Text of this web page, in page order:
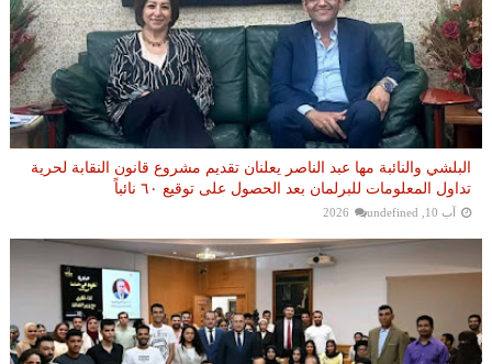
البلشي والنائبة مها عبد الناصر يعلنان تقديم مشروع قانون النقابة لحرية
تداول المعلومات للبرلمان بعد الحصول على توقيع ٦٠ نائباً
آب 10, 2026 undefined